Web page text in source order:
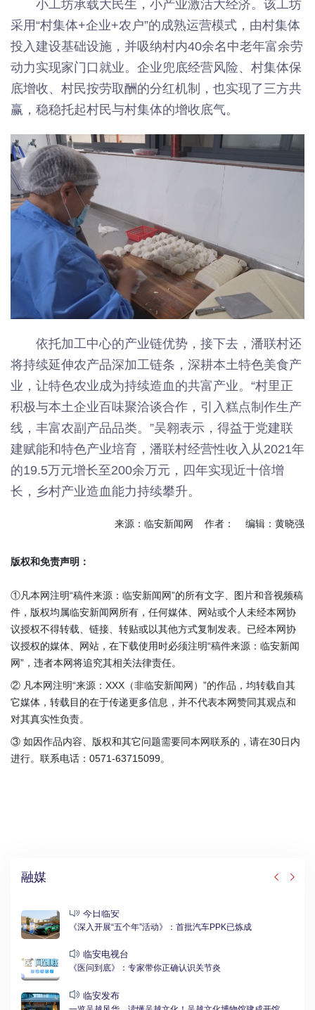
小工坊承载大民生，小产业激活大经济。该工坊
采用“村集体+企业+农户”的成熟运营模式，由村集体
投入建设基础设施，并吸纳村内40余名中老年富余劳
动力实现家门口就业。企业兜底经营风险、村集体保
底增收、村民按劳取酬的分红机制，也实现了三方共
赢，稳稳托起村民与村集体的增收底气。
依托加工中心的产业链优势，接下去，潘联村还
将持续延伸农产品深加工链条，深耕本土特色美食产
业，让特色农业成为持续造血的共富产业。“村里正
积极与本土企业百味聚洽谈合作，引入糕点制作生产
线，丰富农副产品品类。”吴翱表示，得益于党建联
建赋能和特色产业培育，潘联村经营性收入从2021年
的19.5万元增长至200余万元，四年实现近十倍增
长，乡村产业造血能力持续攀升。
来源：临安新闻网 作者： 编辑：黄晓强
版权和免责声明：
①凡本网注明“稿件来源：临安新闻网”的所有文字、图片和音视频稿
件，版权均属临安新闻网所有，任何媒体、网站或个人未经本网协
议授权不得转载、链接、转贴或以其他方式复制发表。已经本网协
议授权的媒体、网站，在下载使用时必须注明“稿件来源：临安新闻
网”，违者本网将追究其相关法律责任。
② 凡本网注明“来源：XXX（非临安新闻网）”的作品，均转载自其
它媒体，转载目的在于传递更多信息，并不代表本网赞同其观点和
对其真实性负责。
③ 如因作品内容、版权和其它问题需要同本网联系的，请在30日内
进行。联系电话：0571-63715099。
融媒
今日临安
《深入开展“五个年”活动》：首批汽车PPK已炼成
临安电视台
《医问到底》：专家带你正确认识关节炎
临安发布